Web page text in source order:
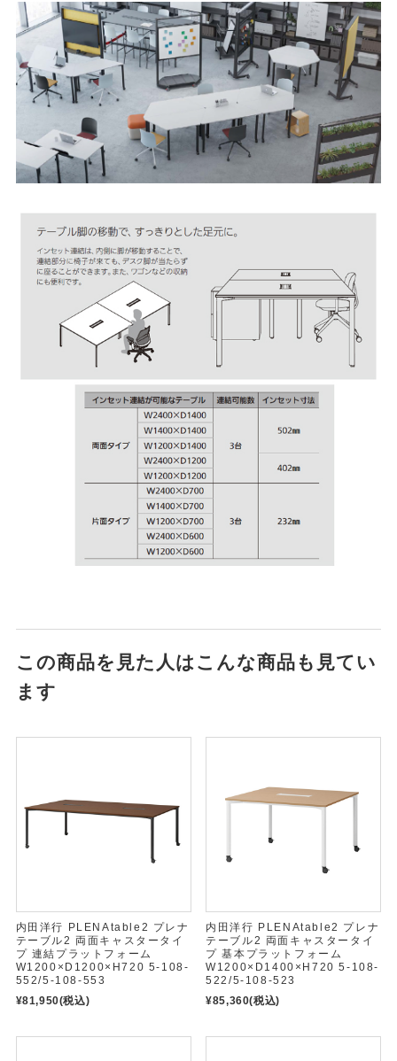
この商品を見た人はこんな商品も見てい
ます
内田洋行 PLENAtable2 プレナ
テーブル2 両面キャスタータイ
プ 連結プラットフォーム
W1200×D1200×H720 5-108-
552/5-108-553
¥81,950(税込)
内田洋行 PLENAtable2 プレナ
テーブル2 両面キャスタータイ
プ 基本プラットフォーム
W1200×D1400×H720 5-108-
522/5-108-523
¥85,360(税込)